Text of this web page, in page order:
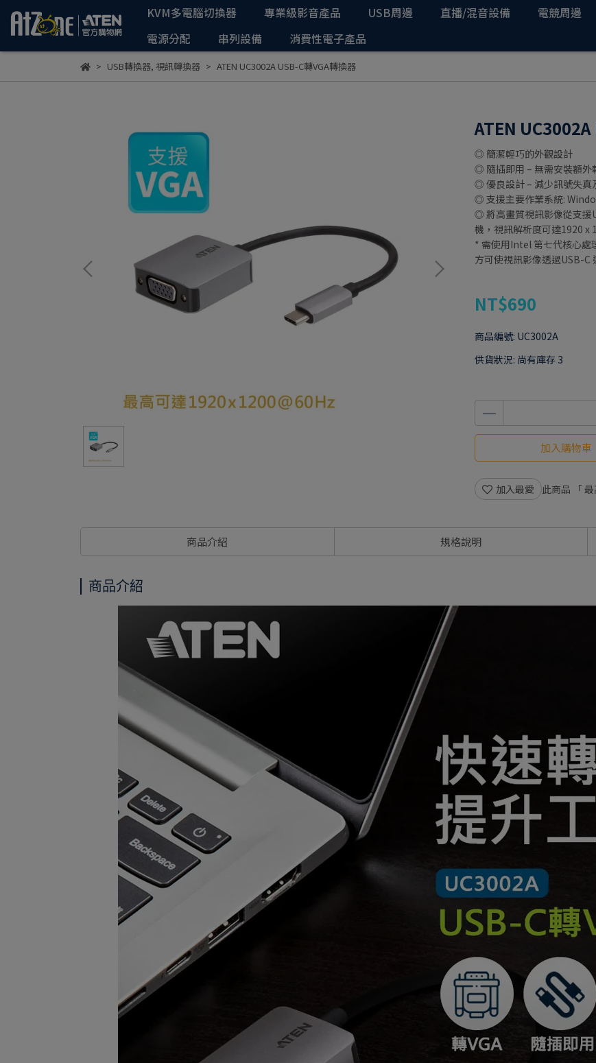
KVM多電腦切換器 專業級影音產品 USB周邊 直播/混音設備 電競周邊
電源分配
串列設備 消費性電子產品
USB轉換器, 視訊轉換器 ATEN UC3002A USB-C轉VGA轉換器
ATEN
◎ 簡潔輕巧的外觀設計
◎ 隨插即用 – 無需安裝額外
◎ 優良設計 – 減少訊號失真
◎ 支援主要作業系統:
◎ 將高畫質視訊影像從支援
機，視訊解析度可達1920 x
* 需使用Intel 第七代核心處
方可使視訊影像透過USB-C
NT$690
商品編號: UC3002A
供貨狀況: 尚有庫存 3
加入購物車
加入最愛 此商品 「
商品介紹 規格說明
商品介紹